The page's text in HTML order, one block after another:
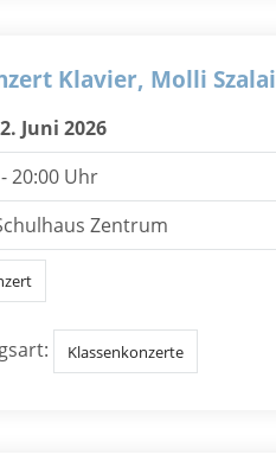
Klavier, Molli Szalai
Juni 2026
20:00 Uhr
Zentrum
Klassenkonzerte